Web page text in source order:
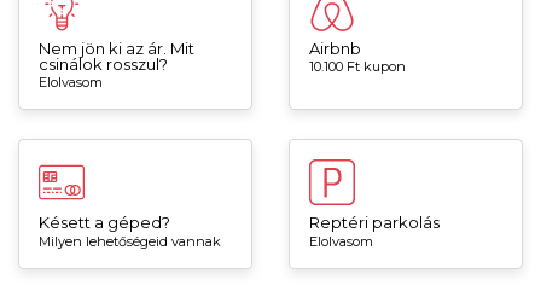
Nem jön ki az ár. Mit
csinálok rosszul?
Elolvasom
Airbnb
10.100 Ft kupon
Késett a géped?
Milyen lehetőségeid vannak
Reptéri parkolás
Elolvasom